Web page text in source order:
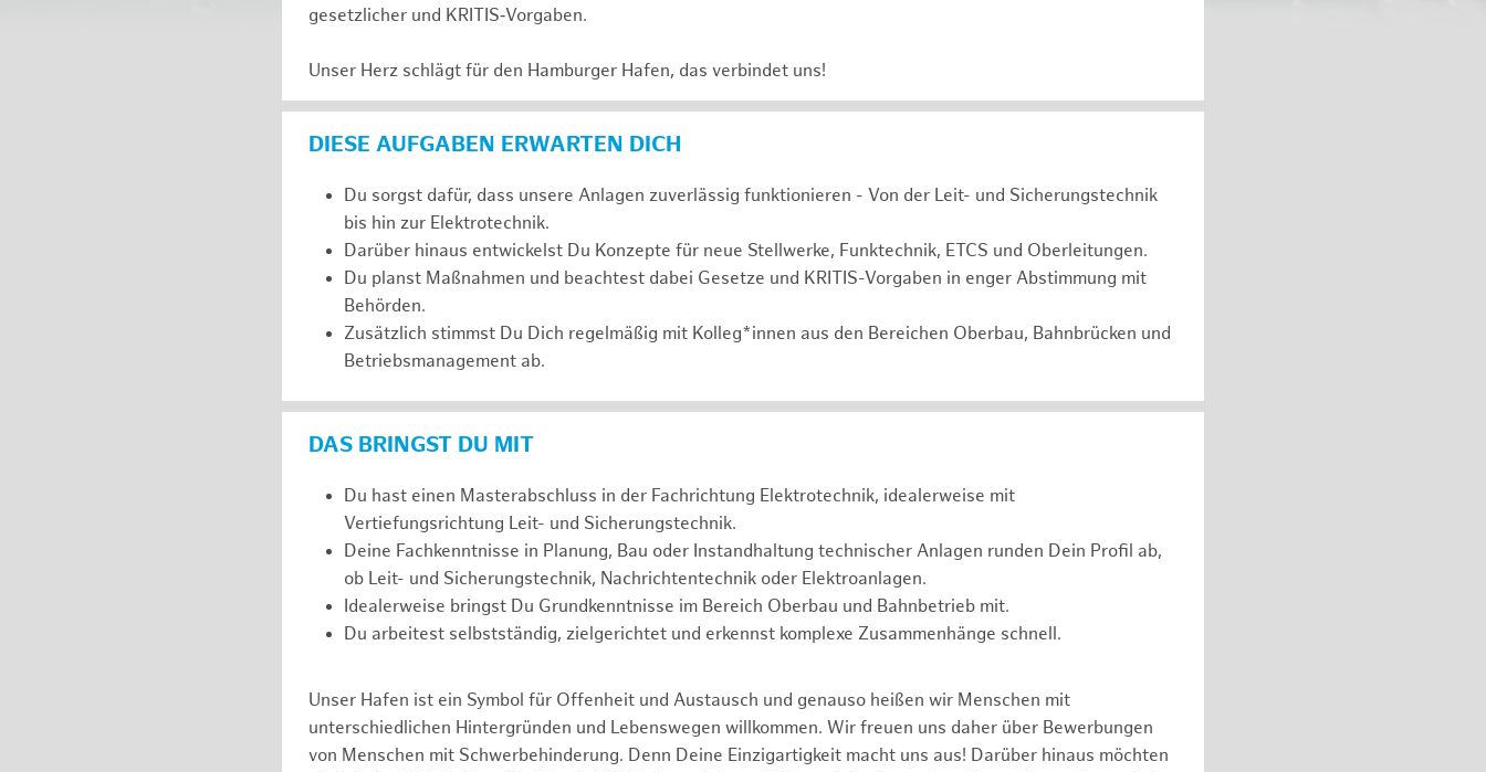
gesetzlicher und KRITIS‑Vorgaben.
Unser Herz schlägt für den Hamburger Hafen, das verbindet uns!
DIESE AUFGABEN ERWARTEN DICH
Du sorgst dafür, dass unsere Anlagen zuverlässig funktionieren - Von der Leit- und Sicherungstechnik
bis hin zur Elektrotechnik.
Darüber hinaus entwickelst Du Konzepte für neue Stellwerke, Funktechnik, ETCS und Oberleitungen.
Du planst Maßnahmen und beachtest dabei Gesetze und KRITIS-Vorgaben in enger Abstimmung mit
Behörden.
Zusätzlich stimmst Du Dich regelmäßig mit Kolleg*innen aus den Bereichen Oberbau, Bahnbrücken und
Betriebsmanagement ab.
DAS BRINGST DU MIT
Du hast einen Masterabschluss in der Fachrichtung Elektrotechnik, idealerweise mit
Vertiefungsrichtung Leit- und Sicherungstechnik.
Deine Fachkenntnisse in Planung, Bau oder Instandhaltung technischer Anlagen runden Dein Profil ab,
ob Leit- und Sicherungstechnik, Nachrichtentechnik oder Elektroanlagen.
Idealerweise bringst Du Grundkenntnisse im Bereich Oberbau und Bahnbetrieb mit.
Du arbeitest selbstständig, zielgerichtet und erkennst komplexe Zusammenhänge schnell.
Unser Hafen ist ein Symbol für Offenheit und Austausch und genauso heißen wir Menschen mit
unterschiedlichen Hintergründen und Lebenswegen willkommen. Wir freuen uns daher über Bewerbungen
von Menschen mit Schwerbehinderung. Denn Deine Einzigartigkeit macht uns aus! Darüber hinaus möchten